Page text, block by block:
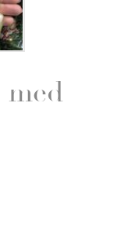
med